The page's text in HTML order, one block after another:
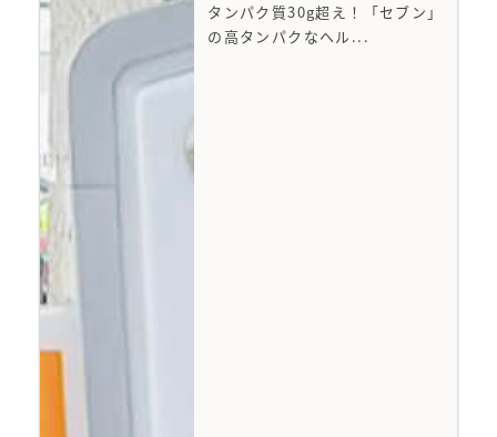
タンパク質30g超え！「セブン」
の高タンパクなヘル...